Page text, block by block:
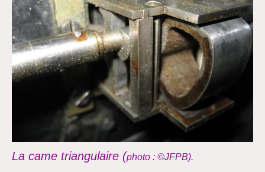
La came triangulaire (photo : ©JFPB).